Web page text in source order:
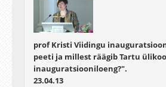
prof Kristi Viidingu
peeti ja millest räägib Tartu
inauguratsiooniloeng?".
23.04.13